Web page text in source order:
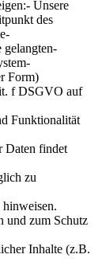
Unsere
des
gelangten-
Form)
f DSGVO auf
Funktionalität
Daten findet
zu
und zum Schutz
Inhalte (z.B.